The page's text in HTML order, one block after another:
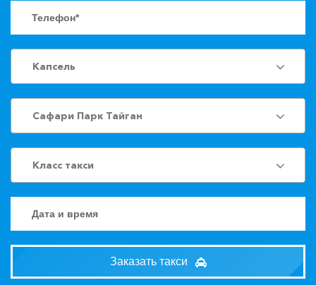
Капсель
Сафари Парк Тайган
Класс такси
Заказать такси